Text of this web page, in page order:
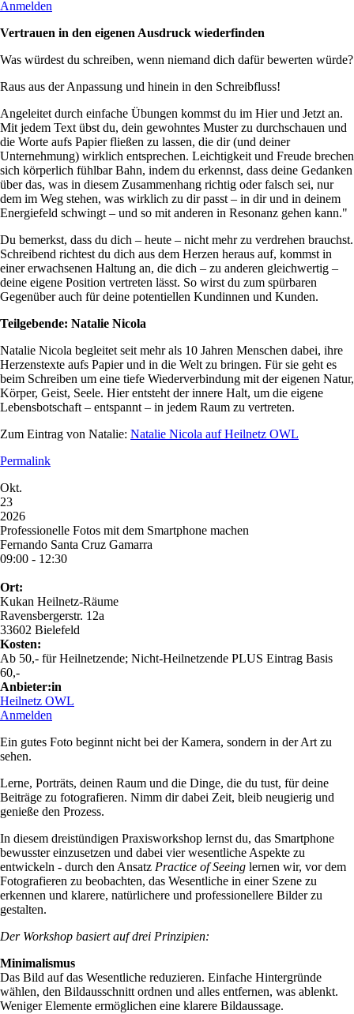
Anmelden
Vertrauen in den eigenen Ausdruck wiederfinden
Was würdest du schreiben, wenn niemand dich dafür bewerten würde?
Raus aus der Anpassung und hinein in den Schreibfluss!
Angeleitet durch einfache Übungen kommst du im Hier und Jetzt an.
Mit jedem Text übst du, dein gewohntes Muster zu durchschauen und
die Worte aufs Papier fließen zu lassen, die dir (und deiner
Unternehmung) wirklich entsprechen. Leichtigkeit und Freude brechen
sich körperlich fühlbar Bahn, indem du erkennst, dass deine Gedanken
über das, was in diesem Zusammenhang richtig oder falsch sei, nur
dem im Weg stehen, was wirklich zu dir passt – in dir und in deinem
Energiefeld schwingt – und so mit anderen in Resonanz gehen kann."
Du bemerkst, dass du dich – heute – nicht mehr zu verdrehen brauchst.
Schreibend richtest du dich aus dem Herzen heraus auf, kommst in
einer erwachsenen Haltung an, die dich – zu anderen gleichwertig –
deine eigene Position vertreten lässt. So wirst du zum spürbaren
Gegenüber auch für deine potentiellen Kundinnen und Kunden.
Teilgebende: Natalie Nicola
Natalie Nicola begleitet seit mehr als 10 Jahren Menschen dabei, ihre
Herzenstexte aufs Papier und in die Welt zu bringen. Für sie geht es
beim Schreiben um eine tiefe Wiederverbindung mit der eigenen Natur,
Körper, Geist, Seele. Hier entsteht der innere Halt, um die eigene
Lebensbotschaft – entspannt – in jedem Raum zu vertreten.
Zum Eintrag von Natalie: Natalie Nicola auf Heilnetz OWL
Permalink
Okt.
23
2026
Professionelle Fotos mit dem Smartphone machen
Fernando Santa Cruz Gamarra
09:00 - 12:30
Ort:
Kukan Heilnetz-Räume
Ravensbergerstr. 12a
33602 Bielefeld
Kosten:
Ab 50,- für Heilnetzende; Nicht-Heilnetzende PLUS Eintrag Basis
60,-
Anbieter:in
Heilnetz OWL
Anmelden
Ein gutes Foto beginnt nicht bei der Kamera, sondern in der Art zu
sehen.
Lerne, Porträts, deinen Raum und die Dinge, die du tust, für deine
Beiträge zu fotografieren. Nimm dir dabei Zeit, bleib neugierig und
genieße den Prozess.
In diesem dreistündigen Praxisworkshop lernst du, das Smartphone
bewusster einzusetzen und dabei vier wesentliche Aspekte zu
entwickeln - durch den Ansatz Practice of Seeing lernen wir, vor dem
Fotografieren zu beobachten, das Wesentliche in einer Szene zu
erkennen und klarere, natürlichere und professionellere Bilder zu
gestalten.
Der Workshop basiert auf drei Prinzipien:
Minimalismus
Das Bild auf das Wesentliche reduzieren. Einfache Hintergründe
wählen, den Bildausschnitt ordnen und alles entfernen, was ablenkt.
Weniger Elemente ermöglichen eine klarere Bildaussage.